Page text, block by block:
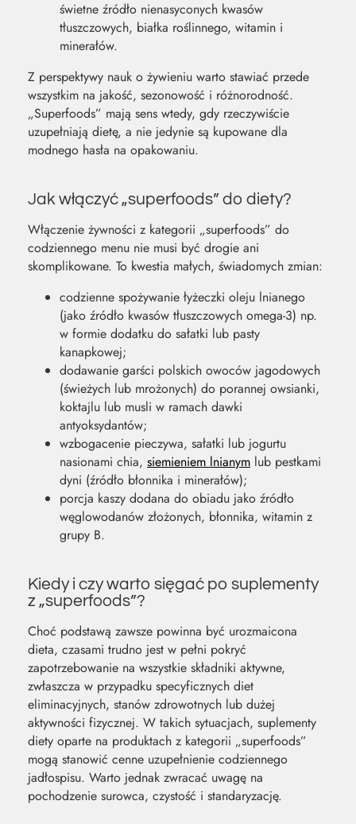
świetne źródło nienasyconych kwasów
tłuszczowych, białka roślinnego, witamin i
minerałów.
Z perspektywy nauk o żywieniu warto stawiać przede
wszystkim na jakość, sezonowość i różnorodność.
„Superfoods” mają sens wtedy, gdy rzeczywiście
uzupełniają dietę, a nie jedynie są kupowane dla
modnego hasła na opakowaniu.
Jak włączyć „superfoods” do diety?
Włączenie żywności z kategorii „superfoods” do
codziennego menu nie musi być drogie ani
skomplikowane. To kwestia małych, świadomych zmian:
codzienne spożywanie łyżeczki oleju lnianego
(jako źródło kwasów tłuszczowych omega-3) np.
w formie dodatku do sałatki lub pasty
kanapkowej;
dodawanie garści polskich owoców jagodowych
(świeżych lub mrożonych) do porannej owsianki,
koktajlu lub musli w ramach dawki
antyoksydantów;
wzbogacenie pieczywa, sałatki lub jogurtu
nasionami chia, siemieniem lnianym lub pestkami
dyni (źródło błonnika i minerałów);
porcja kaszy dodana do obiadu jako źródło
węglowodanów złożonych, błonnika, witamin z
grupy B.
Kiedy i czy warto sięgać po suplementy
z „superfoods”?
Choć podstawą zawsze powinna być urozmaicona
dieta, czasami trudno jest w pełni pokryć
zapotrzebowanie na wszystkie składniki aktywne,
zwłaszcza w przypadku specyficznych diet
eliminacyjnych, stanów zdrowotnych lub dużej
aktywności fizycznej. W takich sytuacjach, suplementy
diety oparte na produktach z kategorii „superfoods”
mogą stanowić cenne uzupełnienie codziennego
jadłospisu. Warto jednak zwracać uwagę na
pochodzenie surowca, czystość i standaryzację.